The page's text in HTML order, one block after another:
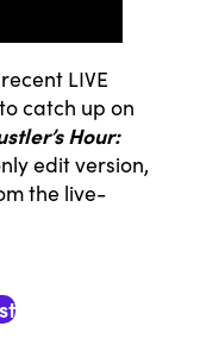
LIVE
catch up on
Hour:
edit version,
the live-